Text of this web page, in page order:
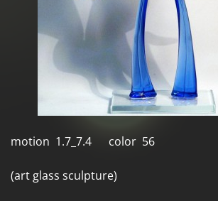
motion 1.7_7.4 color 56
(art glass sculpture)